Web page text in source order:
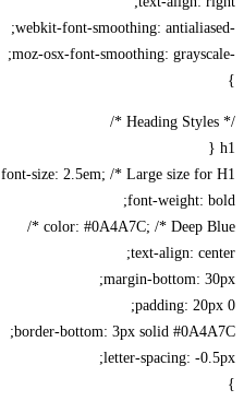
-webkit-font-smoothing: antialiased;
-moz-osx-font-smoothing: grayscale;
}
/* Heading Styles */
h1 {
font-size: 2.5em; /* Large size for H1 */
font-weight: bold;
color: #0A4A7C; /* Deep Blue */
text-align: center;
margin-bottom: 30px;
padding: 20px 0;
border-bottom: 3px solid #0A4A7C;
letter-spacing: -0.5px;
}